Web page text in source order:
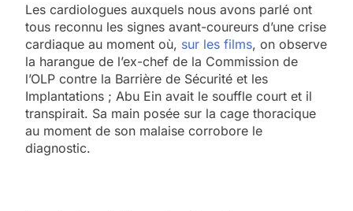
Les cardiologues auxquels nous avons parlé ont
tous reconnu les signes avant-coureurs d’une crise
cardiaque au moment où, sur les films, on observe
la harangue de l’ex-chef de la Commission de
l’OLP contre la Barrière de Sécurité et les
Implantations ; Abu Ein avait le souffle court et il
transpirait. Sa main posée sur la cage thoracique
au moment de son malaise corrobore le
diagnostic.